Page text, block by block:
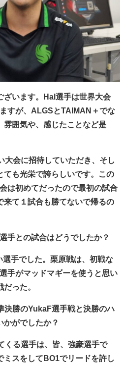
ざいます。Hal選手は世界大会
すが、ALGSとTAIMAN＋でな
囲気や、 感じたことなど是
大会に招待していただき、そし
ても光栄で誇らしいです。この
は初めてだったので最初の試合
来て１試合も勝てないで帰るの
手との試合はどうでしたか？
手でした。栗原戦は、初戦な
手がマッドマギーを使うと思い
った。
決勝のYukaF選手戦と決勝のハ
かがでしたか？
くる選手は、皆、強豪選手で
スをしてBO1でリードを許し